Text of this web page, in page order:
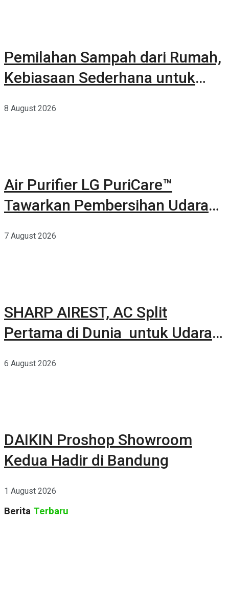
Pemilahan Sampah dari Rumah,
Kebiasaan Sederhana untuk
8 August 2026
Air Purifier LG PuriCare™
Tawarkan Pembersihan Udara
7 August 2026
SHARP AIREST, AC Split
Pertama di Dunia untuk Udara
6 August 2026
DAIKIN Proshop Showroom
Kedua Hadir di Bandung
1 August 2026
Berita Terbaru